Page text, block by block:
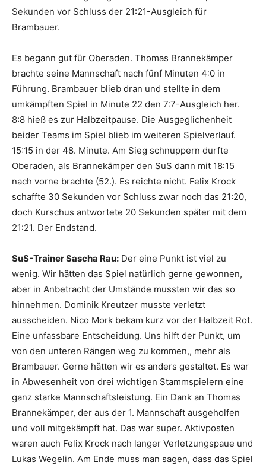
Sekunden vor Schluss der 21:21-Ausgleich für
Brambauer.
Es begann gut für Oberaden. Thomas Brannekämper
brachte seine Mannschaft nach fünf Minuten 4:0 in
Führung. Brambauer blieb dran und stellte in dem
umkämpften Spiel in Minute 22 den 7:7-Ausgleich her.
8:8 hieß es zur Halbzeitpause. Die Ausgeglichenheit
beider Teams im Spiel blieb im weiteren Spielverlauf.
15:15 in der 48. Minute. Am Sieg schnuppern durfte
Oberaden, als Brannekämper den SuS dann mit 18:15
nach vorne brachte (52.). Es reichte nicht. Felix Krock
schaffte 30 Sekunden vor Schluss zwar noch das 21:20,
doch Kurschus antwortete 20 Sekunden später mit dem
21:21. Der Endstand.
SuS-Trainer Sascha Rau: Der eine Punkt ist viel zu
wenig. Wir hätten das Spiel natürlich gerne gewonnen,
aber in Anbetracht der Umstände mussten wir das so
hinnehmen. Dominik Kreutzer musste verletzt
ausscheiden. Nico Mork bekam kurz vor der Halbzeit Rot.
Eine unfassbare Entscheidung. Uns hilft der Punkt, um
von den unteren Rängen weg zu kommen,, mehr als
Brambauer. Gerne hätten wir es anders gestaltet. Es war
in Abwesenheit von drei wichtigen Stammspielern eine
ganz starke Mannschaftsleistung. Ein Dank an Thomas
Brannekämper, der aus der 1. Mannschaft ausgeholfen
und voll mitgekämpft hat. Das war super. Aktivposten
waren auch Felix Krock nach langer Verletzungspaue und
Lukas Wegelin. Am Ende muss man sagen, dass das Spiel